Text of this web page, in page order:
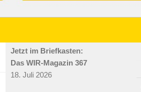
Jetzt im Briefkasten:
Das WIR-Magazin 367
18. Juli 2026